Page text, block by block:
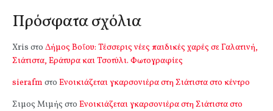
Πρόσφατα σχόλια
Xris στο Δήμος Βοΐου: Τέσσερις νέες παιδικές χαρές σε Γαλατινή,
Σιάτιστα, Εράτυρα και Τσοτύλι. Φωτογραφίες
sierafm στο Ενοικιάζεται γκαρσονιέρα στη Σιάτιστα στο κέντρο
Σιμος Μιμής στο Ενοικιάζεται γκαρσονιέρα στη Σιάτιστα στο